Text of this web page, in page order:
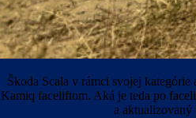
Škoda Scala v rámci svojej
Kamiq faceliftom. Aká je teda po
a